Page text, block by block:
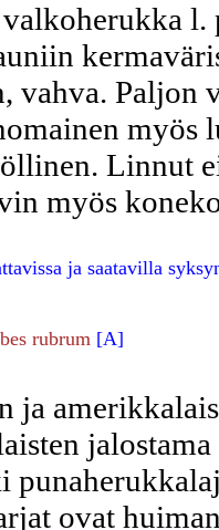
vahva. Paljon
myös
Linnut
myös
ja saatavilla
rubrum [A]
ja
ovat